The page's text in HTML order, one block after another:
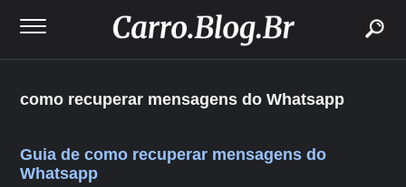
como recuperar mensagens do Whatsapp
Guia de como recuperar mensagens do
Whatsapp